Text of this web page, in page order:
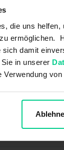
die uns
ermöglichen.
damit
in unserer